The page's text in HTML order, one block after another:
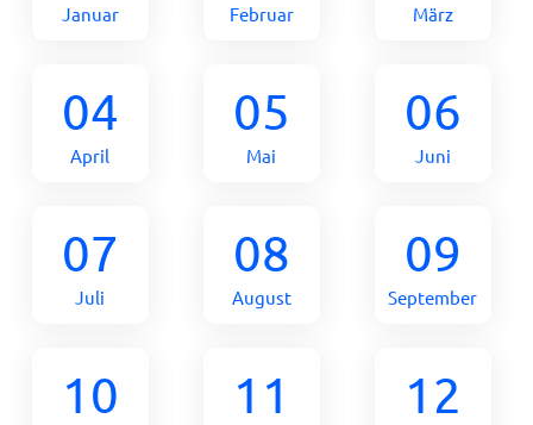
Januar Februar März
04
April
05
Mai
06
Juni
07
Juli
08
August
09
September
10 11 12